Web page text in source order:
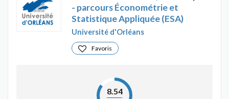
- parcours Économétrie et
Statistique Appliquée (ESA)
Université d'Orléans
Favoris
8.54